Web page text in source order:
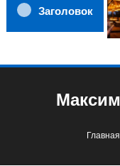
Заголовок
Главная